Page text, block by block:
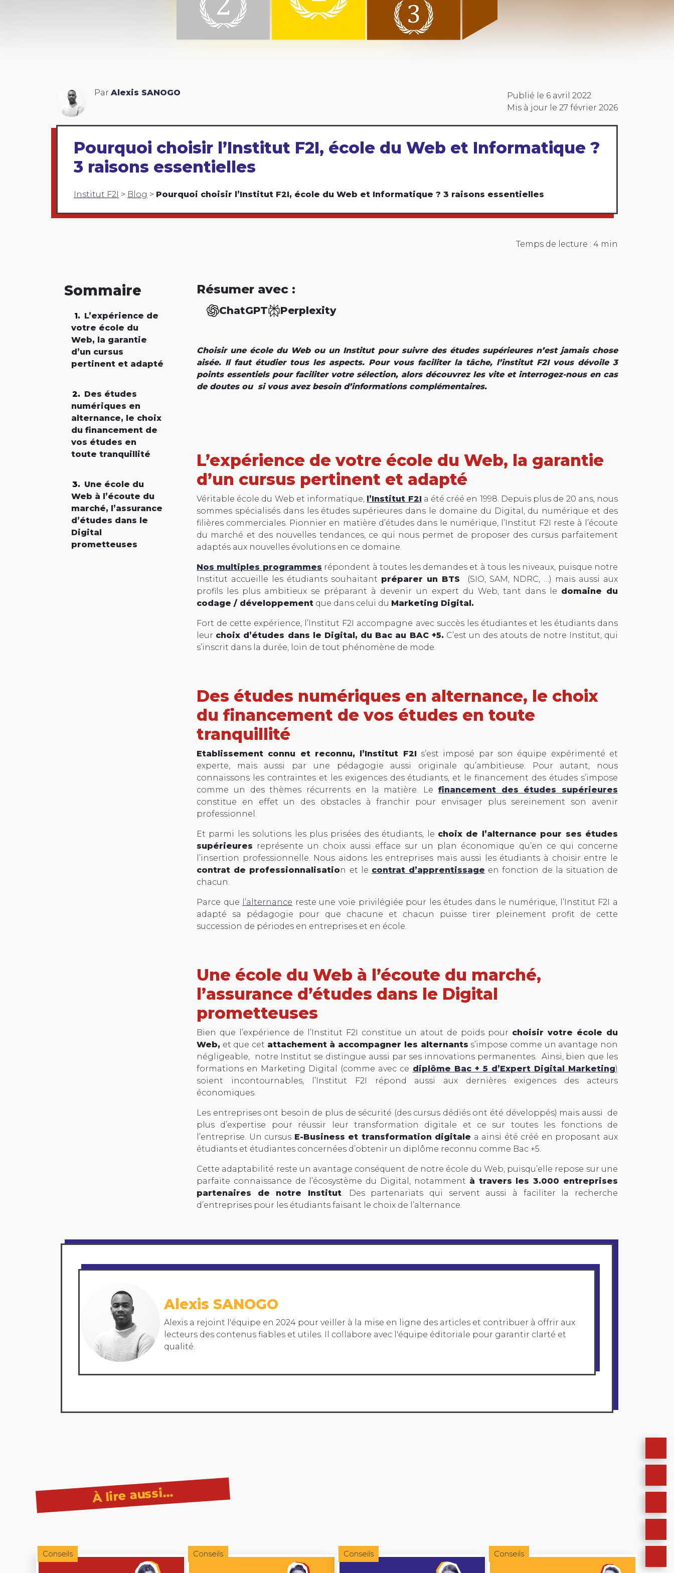
Par Alexis SANOGO Publié le 6 avril 2022
Mis à jour le 27 février 2026
Pourquoi choisir l’Institut F2I, école du Web et Informatique ?
3 raisons essentielles
Institut F2I > Blog > Pourquoi choisir l’Institut F2I, école du Web et Informatique ? 3 raisons essentielles
Temps de lecture : 4 min
Sommaire
L’expérience de
votre école du
Web, la garantie
d’un cursus
pertinent et adapté
Des études
numériques en
alternance, le choix
du financement de
vos études en
toute tranquillité
Une école du
Web à l’écoute du
marché, l’assurance
d’études dans le
Digital
prometteuses
Résumer avec :
ChatGPT Perplexity
Choisir une école du Web ou un Institut pour suivre des études supérieures n’est jamais chose
aisée. Il faut étudier tous les aspects. Pour vous faciliter la tâche, l’institut F2I vous dévoile 3
points essentiels pour faciliter votre sélection, alors découvrez les vite et interrogez-nous en cas
de doutes ou si vous avez besoin d’informations complémentaires.
L’expérience de votre école du Web, la garantie
d’un cursus pertinent et adapté
Véritable école du Web et informatique, l’Institut F2I a été créé en 1998. Depuis plus de 20 ans, nous
sommes spécialisés dans les études supérieures dans le domaine du Digital, du numérique et des
filières commerciales. Pionnier en matière d’études dans le numérique, l’Institut F2I reste à l’écoute
du marché et des nouvelles tendances, ce qui nous permet de proposer des cursus parfaitement
adaptés aux nouvelles évolutions en ce domaine.
Nos multiples programmes répondent à toutes les demandes et à tous les niveaux, puisque notre
Institut accueille les étudiants souhaitant préparer un BTS (SIO, SAM, NDRC, …) mais aussi aux
profils les plus ambitieux se préparant à devenir un expert du Web, tant dans le domaine du
codage / développement que dans celui du Marketing Digital.
Fort de cette expérience, l’Institut F2I accompagne avec succès les étudiantes et les étudiants dans
leur choix d’études dans le Digital, du Bac au BAC +5. C’est un des atouts de notre Institut, qui
s’inscrit dans la durée, loin de tout phénomène de mode.
Des études numériques en alternance, le choix
du financement de vos études en toute
tranquillité
Etablissement connu et reconnu, l’Institut F2I s’est imposé par son équipe expérimenté et
experte, mais aussi par une pédagogie aussi originale qu’ambitieuse. Pour autant, nous
connaissons les contraintes et les exigences des étudiants, et le financement des études s’impose
comme un des thèmes récurrents en la matière. Le financement des études supérieures
constitue en effet un des obstacles à franchir pour envisager plus sereinement son avenir
professionnel.
Et parmi les solutions les plus prisées des étudiants, le choix de l’alternance pour ses études
supérieures représente un choix aussi efface sur un plan économique qu’en ce qui concerne
l’insertion professionnelle. Nous aidons les entreprises mais aussi les étudiants à choisir entre le
contrat de professionnalisation et le contrat d’apprentissage en fonction de la situation de
chacun.
Parce que l’alternance reste une voie privilégiée pour les études dans le numérique, l’Institut F2I a
adapté sa pédagogie pour que chacune et chacun puisse tirer pleinement profit de cette
succession de périodes en entreprises et en école.
Une école du Web à l’écoute du marché,
l’assurance d’études dans le Digital
prometteuses
Bien que l’expérience de l’Institut F2I constitue un atout de poids pour choisir votre école du
Web, et que cet attachement à accompagner les alternants s’impose comme un avantage non
négligeable, notre Institut se distingue aussi par ses innovations permanentes. Ainsi, bien que les
formations en Marketing Digital (comme avec ce diplôme Bac + 5 d’Expert Digital Marketing)
soient incontournables, l’Institut F2I répond aussi aux dernières exigences des acteurs
économiques.
Les entreprises ont besoin de plus de sécurité (des cursus dédiés ont été développés) mais aussi de
plus d’expertise pour réussir leur transformation digitale et ce sur toutes les fonctions de
l’entreprise. Un cursus E-Business et transformation digitale a ainsi été créé en proposant aux
étudiants et étudiantes concernées d’obtenir un diplôme reconnu comme Bac +5.
Cette adaptabilité reste un avantage conséquent de notre école du Web, puisqu’elle repose sur une
parfaite connaissance de l’écosystème du Digital, notamment à travers les 3.000 entreprises
partenaires de notre Institut. Des partenariats qui servent aussi à faciliter la recherche
d’entreprises pour les étudiants faisant le choix de l’alternance.
Alexis SANOGO
Alexis a rejoint l'équipe en 2024 pour veiller à la mise en ligne des articles et contribuer à offrir aux
lecteurs des contenus fiables et utiles. Il collabore avec l'équipe éditoriale pour garantir clarté et
qualité.
À lire aussi…
Conseils Conseils Conseils Conseils